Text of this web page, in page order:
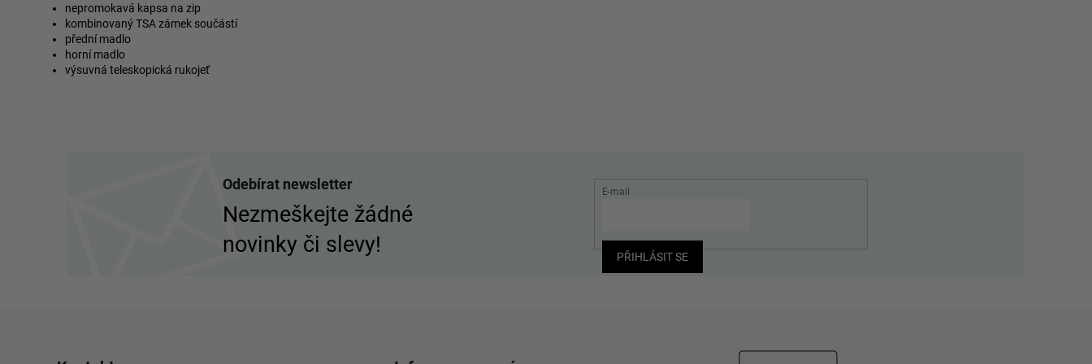
nepromokavá kapsa na zip
kombinovaný TSA zámek součástí
přední madlo
horní madlo
výsuvná teleskopická rukojeť
Odebírat newsletter
Nezmeškejte žádné
novinky či slevy!
E-mail
PŘIHLÁSIT SE